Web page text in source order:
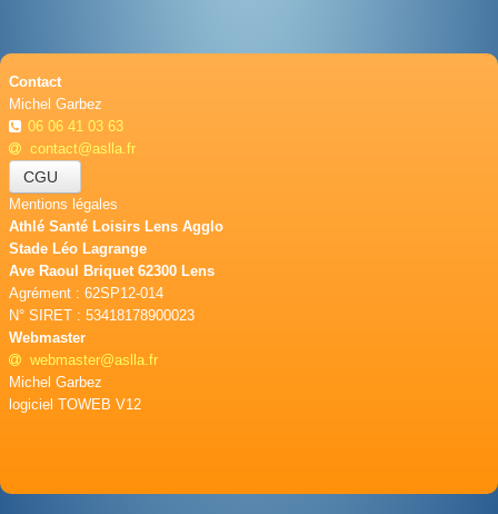
Contact
Michel Garbez
06 06 41 03 63
contact@aslla.fr
CGU
Mentions légales
Athlé Santé Loisirs Lens Agglo
Stade Léo Lagrange
Ave Raoul Briquet 62300 Lens
Agrément : 62SP12-014
N° SIRET : 53418178900023
Webmaster
webmaster@aslla.fr
Michel Garbez
logiciel TOWEB V12